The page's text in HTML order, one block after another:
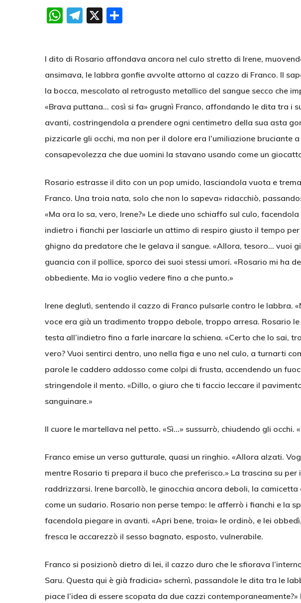
WhatsApp
Telegram
X
l dito di Rosario affondava ancora nel culo stretto di Irene,
ansimava, le labbra gonfie avvolte attorno al cazzo di Franco. Il
la bocca, mescolato al retrogusto metallico del sangue secco che
«Brava puttana… così si fa» grugnì Franco, affondando le dita tra i
avanti, costringendola a prendere ogni centimetro della sua asta
pizzicarle gli occhi, ma non per il dolore era l’umiliazione bruciante
consapevolezza che due uomini la stavano usando come un
Rosario estrasse il dito con un pop umido, lasciandola vuota e
Franco. Una troia nata, solo che non lo sapeva» ridacchiò,
«Ma ora lo sa, vero, Irene?» Le diede uno schiaffo sul culo,
indietro i fianchi per lasciarle un attimo di respiro giusto il tempo
ghigno da predatore che le gelava il sangue. «Allora, tesoro… vuoi
guancia con il pollice, sporco dei suoi stessi umori. «Rosario mi ha
obbediente. Ma io voglio vedere fino a che punto.»
Irene deglutì, sentendo il cazzo di Franco pulsarle contro le labbra.
voce era già un tradimento troppo debole, troppo arresa. Rosario
testa all’indietro fino a farle inarcare la schiena. «Certo che lo sai,
vero? Vuoi sentirci dentro, uno nella figa e uno nel culo, a turnarti
parole le caddero addosso come colpi di frusta, accendendo un
stringendole il mento. «Dillo, o giuro che ti faccio leccare il
sanguinare.»
Il cuore le martellava nel petto. «Sì…» sussurrò, chiudendo gli occhi.
Franco emise un verso gutturale, quasi un ringhio. «Allora alzati.
mentre Rosario ti prepara il buco che preferisco.» La trascina su
raddrizzarsi. Irene barcollò, le ginocchia ancora deboli, la
come un sudario. Rosario non perse tempo: le afferrò i fianchi e la
facendola piegare in avanti. «Apri bene, troia» le ordinò, e lei
fresca le accarezzò il sesso bagnato, esposto, vulnerabile.
Franco si posizionò dietro di lei, il cazzo duro che le sfiorava
Saru. Questa qui è già fradicia» schernì, passandole le dita tra le
piace l’idea di essere scopata da due cazzi